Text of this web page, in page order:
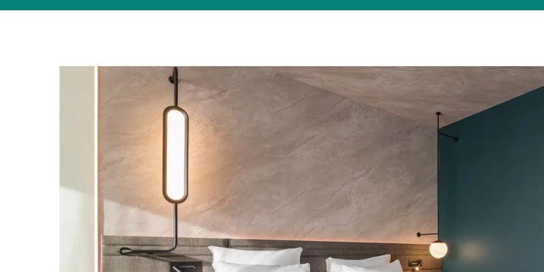
Was suchen Sie?